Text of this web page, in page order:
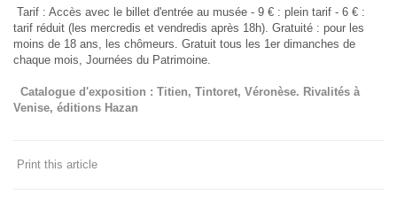
Tarif : Accès avec le billet d'entrée au musée - 9 € : plein tarif - 6 € :
tarif réduit (les mercredis et vendredis après 18h). Gratuité : pour les
moins de 18 ans, les chômeurs. Gratuit tous les 1er dimanches de
chaque mois, Journées du Patrimoine.
Catalogue d'exposition : Titien, Tintoret, Véronèse. Rivalités à
Venise, éditions Hazan
Print this article